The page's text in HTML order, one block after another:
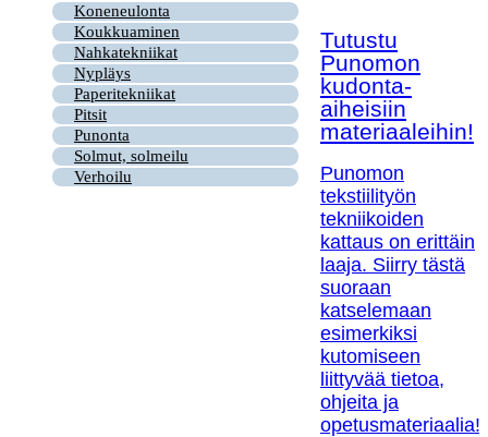
Koneneulonta
Koukkuaminen
Nahkatekniikat
Nypläys
Paperitekniikat
Pitsit
Punonta
Solmut, solmeilu
Verhoilu
Tutustu
Punomon
kudonta-
aiheisiin
materiaaleihin!
Punomon
tekstiilityön
tekniikoiden
kattaus on erittäin
laaja. Siirry tästä
suoraan
katselemaan
esimerkiksi
kutomiseen
liittyvää tietoa,
ohjeita ja
opetusmateriaalia!